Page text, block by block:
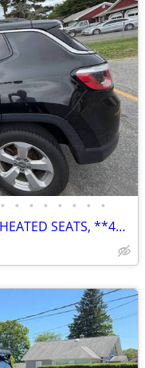
• • • • • • • •
2019 JEEP COMPASS LATITUTE, **HEATED SEATS, **4WD